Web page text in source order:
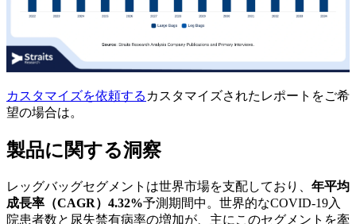
カスタマイズを依頼する カスタマイズされたレポートをご希
望の場合は。
製品に関する洞察
レッグバッグセグメントは世界市場を支配しており、 年平均
成長率（CAGR）4.32%予測期間中。世界的なCOVID-19入
院患者数と尿失禁有病率の増加が、主にこのセグメントを牽